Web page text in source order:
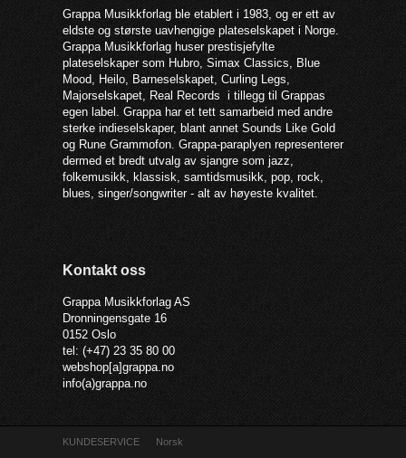
Grappa Musikkforlag ble etablert i 1983, og er ett av
eldste og største uavhengige plateselskapet i Norge.
Grappa Musikkforlag huser prestisjefylte
plateselskaper som Hubro, Simax Classics, Blue
Mood, Heilo, Barneselskapet, Curling Legs,
Majorselskapet, Real Records i tillegg til Grappas
egen label. Grappa har et tett samarbeid med andre
sterke indieselskaper, blant annet Sounds Like Gold
og Rune Grammofon. Grappa-paraplyen representerer
dermed et bredt utvalg av sjangre som jazz,
folkemusikk, klassisk, samtidsmusikk, pop, rock,
blues, singer/songwriter - alt av høyeste kvalitet.
Kontakt oss
Grappa Musikkforlag AS
Dronningensgate 16
0152 Oslo
tel: (+47) 23 35 80 00
webshop[a]grappa.no
info(a)grappa.no
KUNDESERVICE Norsk